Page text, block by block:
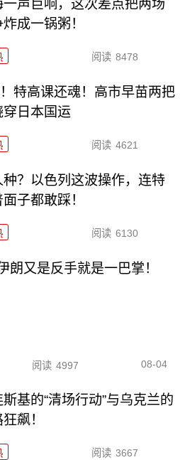
一声巨响，这次差点把两场
成一锅粥！
阅读 8478
特高课还魂！高市早苗两把
穿日本国运
阅读 4621
种？以色列这波操作，连特
面子都敢踩！
阅读 6130
朗又是反手就是一巴掌！
阅读 4997 08-04
斯基的“清场行动”与乌克兰的
飙！
阅读 3667